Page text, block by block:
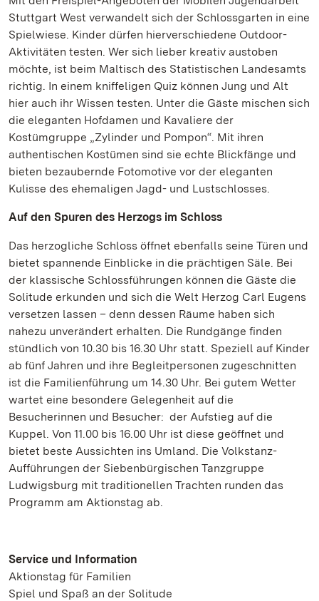
Stuttgart West verwandelt sich der Schlossgarten in eine
Spielwiese. Kinder dürfen hierverschiedene Outdoor-
Aktivitäten testen. Wer sich lieber kreativ austoben
möchte, ist beim Maltisch des Statistischen Landesamts
richtig. In einem kniffeligen Quiz können Jung und Alt
hier auch ihr Wissen testen. Unter die Gäste mischen sich
die eleganten Hofdamen und Kavaliere der
Kostümgruppe „Zylinder und Pompon“. Mit ihren
authentischen Kostümen sind sie echte Blickfänge und
bieten bezaubernde Fotomotive vor der eleganten
Kulisse des ehemaligen Jagd- und Lustschlosses.
Auf den Spuren des Herzogs im Schloss
Das herzogliche Schloss öffnet ebenfalls seine Türen und
bietet spannende Einblicke in die prächtigen Säle. Bei
der klassische Schlossführungen können die Gäste die
Solitude erkunden und sich die Welt Herzog Carl Eugens
versetzen lassen – denn dessen Räume haben sich
nahezu unverändert erhalten. Die Rundgänge finden
stündlich von 10.30 bis 16.30 Uhr statt. Speziell auf Kinder
ab fünf Jahren und ihre Begleitpersonen zugeschnitten
ist die Familienführung um 14.30 Uhr. Bei gutem Wetter
wartet eine besondere Gelegenheit auf die
Besucherinnen und Besucher: der Aufstieg auf die
Kuppel. Von 11.00 bis 16.00 Uhr ist diese geöffnet und
bietet beste Aussichten ins Umland. Die Volkstanz-
Aufführungen der Siebenbürgischen Tanzgruppe
Ludwigsburg mit traditionellen Trachten runden das
Programm am Aktionstag ab.
Service und Information
Aktionstag für Familien
Spiel und Spaß an der Solitude